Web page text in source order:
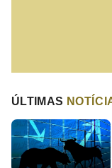
ÚLTIMAS